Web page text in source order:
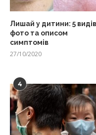
Лишай у дитини: 5
фото та описом
симптомів
27/10/2020
4